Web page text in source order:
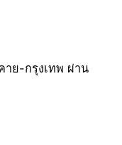
าย-กรุงเทพ ผ่าน